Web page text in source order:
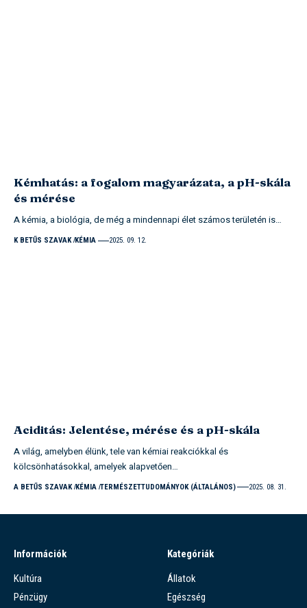
Kémhatás: a fogalom magyarázata, a pH-skála
és mérése
A kémia, a biológia, de még a mindennapi élet számos területén is…
K BETŰS SZAVAK KÉMIA 2025. 09. 12.
Aciditás: Jelentése, mérése és a pH-skála
A világ, amelyben élünk, tele van kémiai reakciókkal és
kölcsönhatásokkal, amelyek alapvetően…
A BETŰS SZAVAK KÉMIA TERMÉSZETTUDOMÁNYOK (ÁLTALÁNOS) 2025. 08. 31.
Információk
Kultúra
Pénzügy
Kategóriák
Állatok
Egészség